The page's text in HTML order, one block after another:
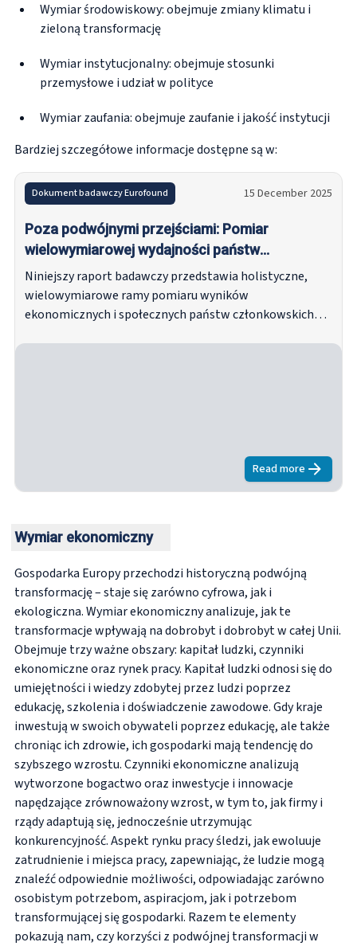
Wymiar środowiskowy: obejmuje zmiany klimatu i
zieloną transformację
Wymiar instytucjonalny: obejmuje stosunki
przemysłowe i udział w polityce
Wymiar zaufania: obejmuje zaufanie i jakość instytucji
Bardziej szczegółowe informacje dostępne są w:
Dokument badawczy Eurofound 15 December 2025
Poza podwójnymi przejściami: Pomiar
wielowymiarowej wydajności państw
członkowskich UE za pomocą wskaźników
złożonych
Niniejszy raport badawczy przedstawia holistyczne,
wielowymiarowe ramy pomiaru wyników
ekonomicznych i społecznych państw członkowskich
Read moreaboutPoza
Wymiar ekonomiczny
Gospodarka Europy przechodzi historyczną podwójną
transformację – staje się zarówno cyfrowa, jak i
ekologiczna. Wymiar ekonomiczny analizuje, jak te
transformacje wpływają na dobrobyt i dobrobyt w całej Unii.
Obejmuje trzy ważne obszary: kapitał ludzki, czynniki
ekonomiczne oraz rynek pracy. Kapitał ludzki odnosi się do
umiejętności i wiedzy zdobytej przez ludzi poprzez
edukację, szkolenia i doświadczenie zawodowe. Gdy kraje
inwestują w swoich obywateli poprzez edukację, ale także
chroniąc ich zdrowie, ich gospodarki mają tendencję do
szybszego wzrostu. Czynniki ekonomiczne analizują
wytworzone bogactwo oraz inwestycje i innowacje
napędzające zrównoważony wzrost, w tym to, jak firmy i
rządy adaptują się, jednocześnie utrzymując
konkurencyjność. Aspekt rynku pracy śledzi, jak ewoluuje
zatrudnienie i miejsca pracy, zapewniając, że ludzie mogą
znaleźć odpowiednie możliwości, odpowiadając zarówno
osobistym potrzebom, aspiracjom, jak i potrzebom
transformującej się gospodarki. Razem te elementy
pokazują nam, czy korzyści z podwójnej transformacji w